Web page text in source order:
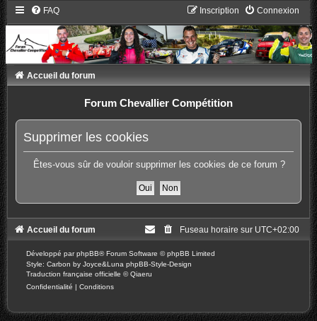
FAQ Connexion
Inscription
Accueil du forum
Forum Chevallier Compétition
Supprimer les cookies
Êtes-vous sûr de vouloir supprimer les cookies de ce forum ?
Accueil du forum Fuseau horaire sur UTC+02:00
Développé parphpBB® Forum Software © phpBB Limited
Style: Carbon by Joyce&Luna phpBB-Style-Design
Traduction française officielle ©Qiaeru
Confidentialité | Conditions